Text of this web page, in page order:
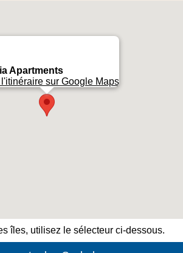
Apartments
sur Google Maps
îles, utilisez le sélecteur ci-dessous.